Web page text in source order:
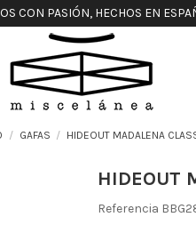
CON PASIÓN, HECHOS EN
GAFAS HIDEOUT MADALENA
HIDEOUT
Referencia